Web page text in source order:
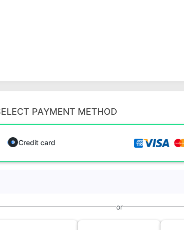
PAYMENT METHOD
Credit card
or